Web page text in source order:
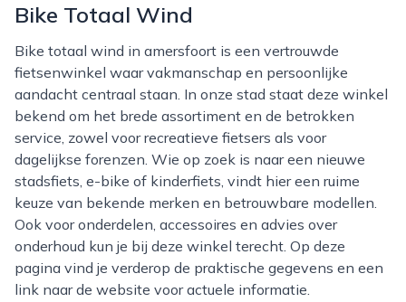
Bike Totaal Wind
Bike totaal wind in amersfoort is een vertrouwde
fietsenwinkel waar vakmanschap en persoonlijke
aandacht centraal staan. In onze stad staat deze winkel
bekend om het brede assortiment en de betrokken
service, zowel voor recreatieve fietsers als voor
dagelijkse forenzen. Wie op zoek is naar een nieuwe
stadsfiets, e-bike of kinderfiets, vindt hier een ruime
keuze van bekende merken en betrouwbare modellen.
Ook voor onderdelen, accessoires en advies over
onderhoud kun je bij deze winkel terecht. Op deze
pagina vind je verderop de praktische gegevens en een
link naar de website voor actuele informatie.